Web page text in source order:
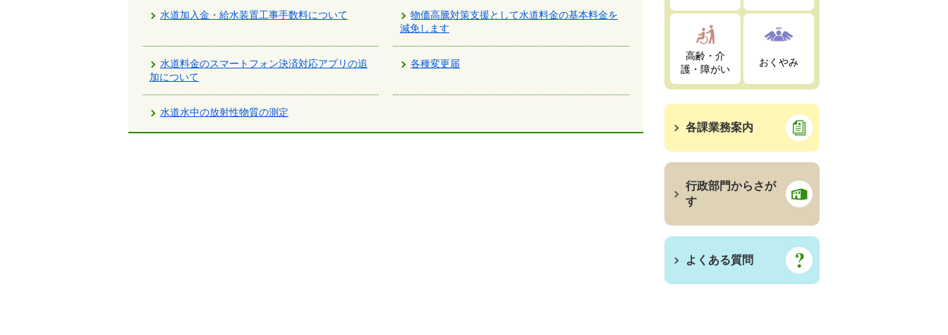
水道加入金・給水装置工事手数料について
物価高騰対策支援として水道料金の基本料金を
減免します
水道料金のスマートフォン決済対応アプリの追
加について
各種変更届
水道水中の放射性物質の測定
高齢・介
護・障がい
おくやみ
各課業務案内
行政部門からさが
す
よくある質問